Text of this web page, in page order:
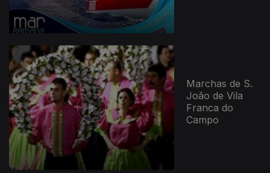
Marchas de S.
João de Vila
Franca do
Campo